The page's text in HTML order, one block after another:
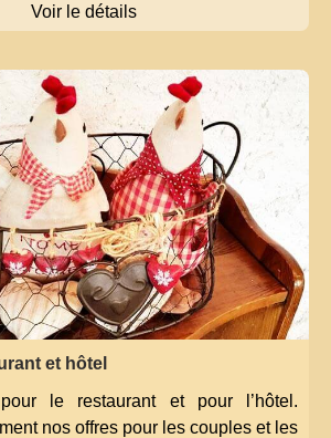
Voir le détails
et hôtel
le restaurant et pour l’hôtel.
nos offres pour les couples et les